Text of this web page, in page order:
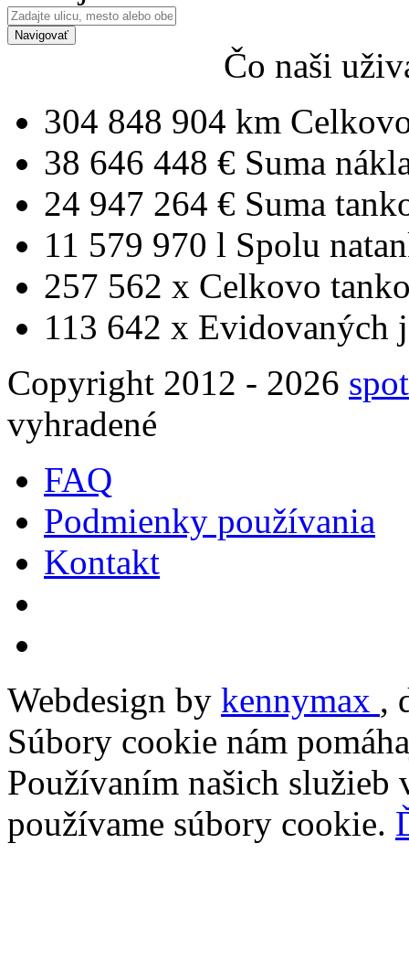
Navigovať
Čo naši
304 848 904 km
38 646 448 € Suma
24 947 264 € Suma
11 579 970 l Spolu
257 562 x Celkovo
113 642 x Evidovaných
Copyright 2012 - 2026
vyhradené
FAQ
Podmienky používania
Kontakt
Webdesign by kennymax ,
Súbory cookie nám
Používaním našich služieb
používame súbory cookie.